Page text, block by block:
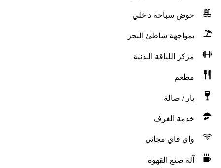
حوض سباحة داخلي
بمواجهة شاطئ البحر
مركز اللياقة البدنية
مطعم
بار / صالة
خدمة الغرف
واي فاي مجاني
آلة صنع القهوة